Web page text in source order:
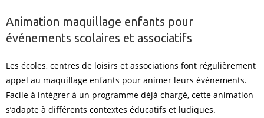
Animation maquillage enfants pour
événements scolaires et associatifs
Les écoles, centres de loisirs et associations font régulièrement
appel au maquillage enfants pour animer leurs événements.
Facile à intégrer à un programme déjà chargé, cette animation
s’adapte à différents contextes éducatifs et ludiques.